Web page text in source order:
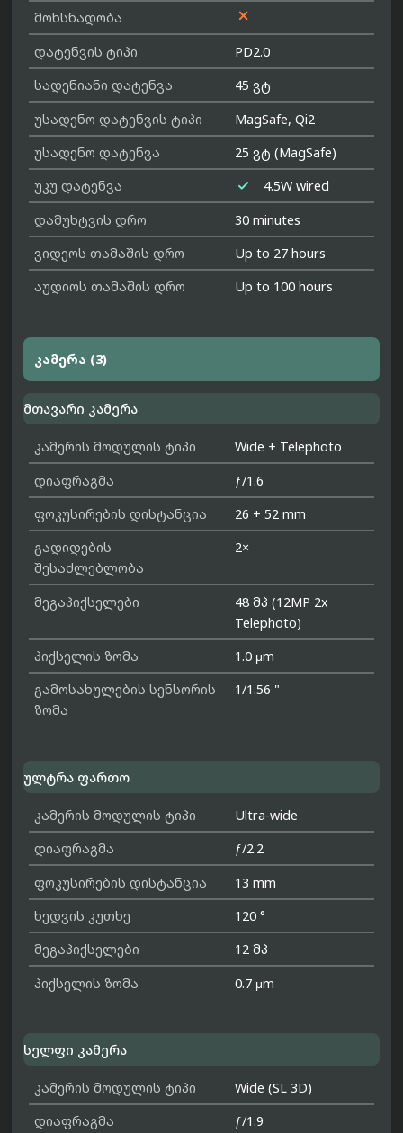
მოხსნადობა

დატენვის ტიპი
PD2.0
სადენიანი დატენვა
45 ვტ
უსადენო დატენვის ტიპი
MagSafe, Qi2
უსადენო დატენვა
25 ვტ (MagSafe)
უკუ დატენვა

4.5W wired
დამუხტვის დრო
30 minutes
ვიდეოს თამაშის დრო
Up to 27 hours
აუდიოს თამაშის დრო
Up to 100 hours
კამერა (3)
მთავარი კამერა
კამერის მოდულის ტიპი
Wide + Telephoto
დიაფრაგმა
ƒ/1.6
ფოკუსირების დისტანცია
26 + 52 mm
გადიდების
შესაძლებლობა
2×
მეგაპიქსელები
48 მპ (12MP 2x
Telephoto)
პიქსელის ზომა
1.0 μm
გამოსახულების სენსორის
ზომა
1/1.56 "
ულტრა ფართო
კამერის მოდულის ტიპი
Ultra-wide
დიაფრაგმა
ƒ/2.2
ფოკუსირების დისტანცია
13 mm
ხედვის კუთხე
120 °
მეგაპიქსელები
12 მპ
პიქსელის ზომა
0.7 μm
სელფი კამერა
კამერის მოდულის ტიპი
Wide (SL 3D)
დიაფრაგმა
ƒ/1.9